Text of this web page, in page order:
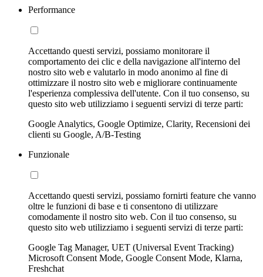
Performance
Accettando questi servizi, possiamo monitorare il
comportamento dei clic e della navigazione all'interno del
nostro sito web e valutarlo in modo anonimo al fine di
ottimizzare il nostro sito web e migliorare continuamente
l'esperienza complessiva dell'utente. Con il tuo consenso, su
questo sito web utilizziamo i seguenti servizi di terze parti:
Google Analytics, Google Optimize, Clarity, Recensioni dei
clienti su Google, A/B-Testing
Funzionale
Accettando questi servizi, possiamo fornirti feature che vanno
oltre le funzioni di base e ti consentono di utilizzare
comodamente il nostro sito web. Con il tuo consenso, su
questo sito web utilizziamo i seguenti servizi di terze parti:
Google Tag Manager, UET (Universal Event Tracking)
Microsoft Consent Mode, Google Consent Mode, Klarna,
Freshchat